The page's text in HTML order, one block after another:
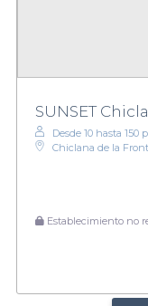
SUNSET
Desde 10 hasta 150
Chiclana de la
Establecimiento no